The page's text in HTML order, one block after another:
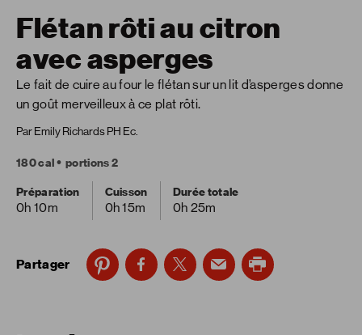
Flétan rôti au citron
avec asperges
Le fait de cuire au four le flétan sur un lit d’asperges donne
un goût merveilleux à ce plat rôti.
Par Emily Richards PH Ec.
180 cal
portions 2
Préparation
0h 10m
Cuisson
0h 15m
Durée totale
0h 25m
Partager